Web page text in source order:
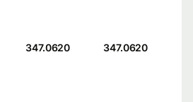
347.0620 347.0620